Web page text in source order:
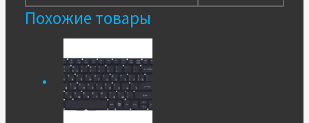
Похожие товары